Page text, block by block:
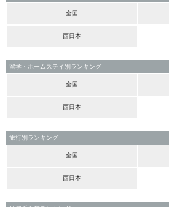
全国
西日本
留学・ホームステイ別ランキング
全国
西日本
旅行別ランキング
全国
西日本